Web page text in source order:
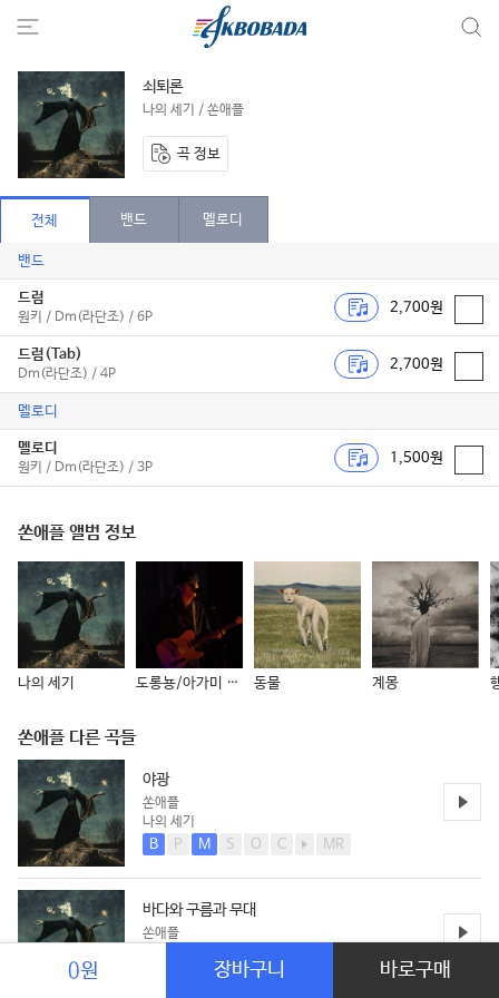
쇠퇴론
나의 세기 / 쏜애플
곡 정보
전체 밴드 멜로디
밴드
드럼
원키 / Dm(라단조) / 6P
2,700원
드럼(Tab)
Dm(라단조) / 4P
2,700원
멜로디
멜로디
원키 / Dm(라단조) / 3P
1,500원
쏜애플 앨범 정보
나의 세기 도롱뇽/아가미 (Live Ver.) 동물 계몽
쏜애플 다른 곡들
야광
쏜애플
나의 세기
B P M S O C MR
바다와 구름과 무대
쏜애플
S O C
0원 장바구니 바로구매